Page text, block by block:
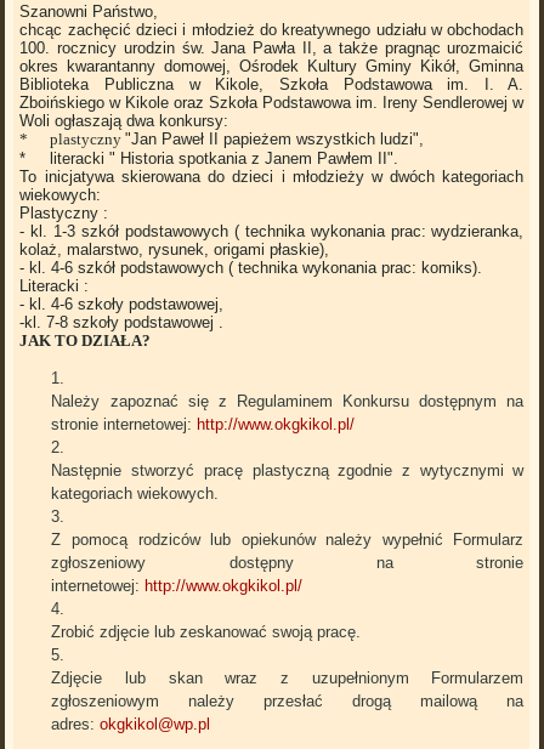
Szanowni Państwo,
chcąc zachęcić dzieci i młodzież do kreatywnego udziału w obchodach
100. rocznicy urodzin św. Jana Pawła II, a także pragnąc urozmaicić
okres kwarantanny domowej, Ośrodek Kultury Gminy Kikół, Gminna
Biblioteka Publiczna w Kikole, Szkoła Podstawowa im. I. A.
Zboińskiego w Kikole oraz Szkoła Podstawowa im. Ireny Sendlerowej w
Woli ogłaszają dwa konkursy:
* plastyczny"Jan Paweł II papieżem wszystkich ludzi",
* literacki " Historia spotkania z Janem Pawłem II".
To inicjatywa skierowana do dzieci i młodzieży w dwóch kategoriach
wiekowych:
Plastyczny :
- kl. 1-3 szkół podstawowych ( technika wykonania prac: wydzieranka,
kolaż, malarstwo, rysunek, origami płaskie),
- kl. 4-6 szkół podstawowych ( technika wykonania prac: komiks).
Literacki :
- kl. 4-6 szkoły podstawowej,
-kl. 7-8 szkoły podstawowej .
JAK TO DZIAŁA?
Należy zapoznać się z Regulaminem Konkursu dostępnym na
stronie internetowej: http://www.okgkikol.pl/
Następnie stworzyć pracę plastyczną zgodnie z wytycznymi w
kategoriach wiekowych.
Z pomocą rodziców lub opiekunów należy wypełnić Formularz
zgłoszeniowy dostępny na stronie
internetowej: http://www.okgkikol.pl/
Zrobić zdjęcie lub zeskanować swoją pracę.
Zdjęcie lub skan wraz z uzupełnionym Formularzem
zgłoszeniowym należy przesłać drogą mailową na
adres:okgkikol@wp.pl